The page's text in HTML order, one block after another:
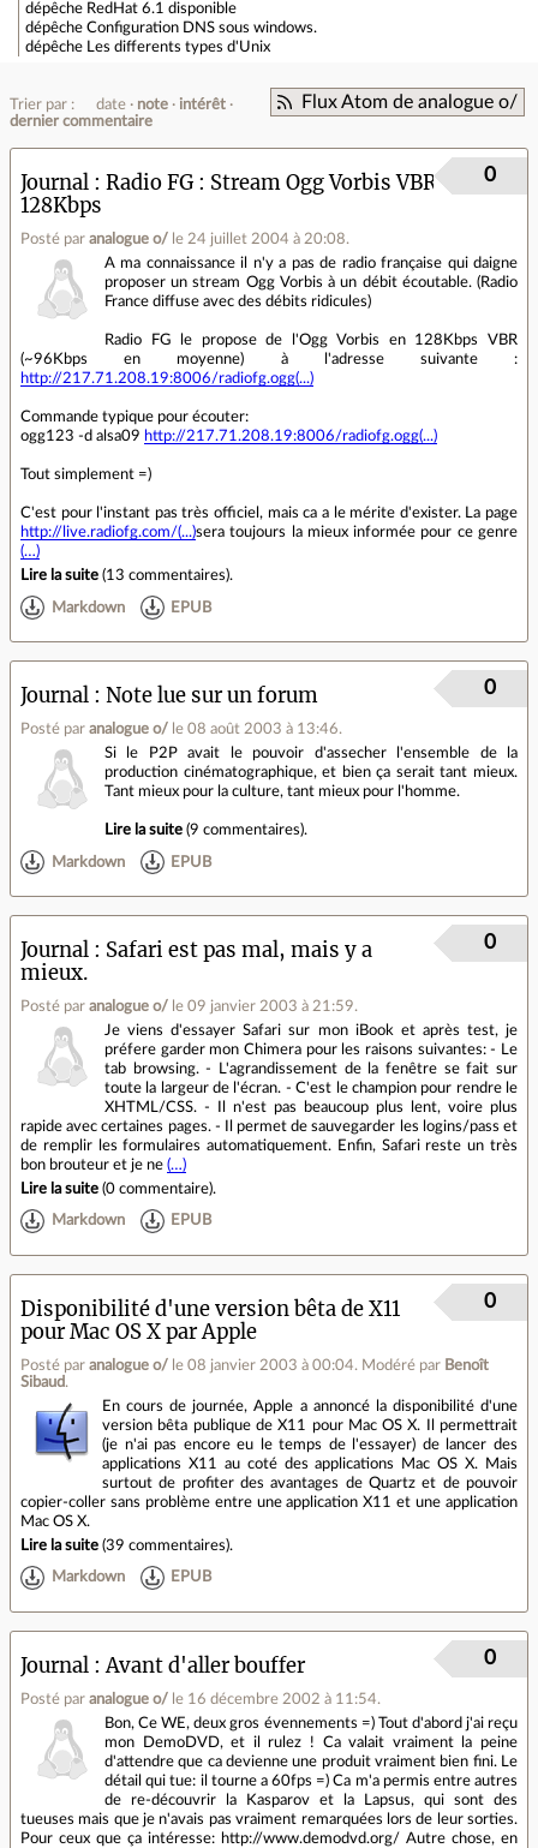
dépêche RedHat 6.1 disponible
dépêche Configuration DNS sous windows.
dépêche
Les differents types d'Unix
Flux Atom de analogue o/
Trier par : date note
intérêt
dernier commentaire
Journal
Radio FG : Stream Ogg Vorbis VBR
128Kbps
Posté par analogue o/ le 24 juillet 2004 à 20:08.
0
A ma connaissance il n'y a pas de radio française qui daigne
proposer un stream Ogg Vorbis à un débit écoutable. (Radio
France diffuse avec des débits ridicules)
Radio FG le propose de l'Ogg Vorbis en 128Kbps VBR
(~96Kbps en moyenne) à l'adresse suivante :
http://217.71.208.19:8006/radiofg.ogg(...)
Commande typique pour écouter:
ogg123 -d alsa09 http://217.71.208.19:8006/radiofg.ogg(...)
Tout simplement =)
C'est pour l'instant pas très officiel, mais ca a le mérite d'exister. La page
http://live.radiofg.com/(...)sera toujours la mieux informée pour ce genre
(…)
Lire la suite (13 commentaires).
Markdown EPUB
Journal Note lue sur un forum
Posté par analogue o/ le 08 août 2003 à 13:46.
0
Si le P2P avait le pouvoir d'assecher l'ensemble de la
production cinématographique, et bien ça serait tant mieux.
Tant mieux pour la culture, tant mieux pour l'homme.
Lire la suite (9 commentaires).
Markdown EPUB
Journal
Safari est pas mal, mais y a
mieux.
Posté par analogue o/ le 09 janvier 2003 à 21:59.
0
Je viens d'essayer Safari sur mon iBook et après test, je
préfere garder mon Chimera pour les raisons suivantes: - Le
tab browsing. - L'agrandissement de la fenêtre se fait sur
toute la largeur de l'écran. - C'est le champion pour rendre le
XHTML/CSS. - Il n'est pas beaucoup plus lent, voire plus
rapide avec certaines pages. - Il permet de sauvegarder les logins/pass et
de remplir les formulaires automatiquement. Enfin, Safari reste un très
bon brouteur et je ne (…)
Lire la suite (0 commentaire).
Markdown EPUB
Disponibilité d'une version bêta de X11
pour Mac OS X par Apple
Posté par analogue o/ le 08 janvier 2003 à 00:04. Modéré par Benoît
Sibaud.
0
En cours de journée, Apple a annoncé la disponibilité d'une
version bêta publique de X11 pour Mac OS X. Il permettrait
(je n'ai pas encore eu le temps de l'essayer) de lancer des
applications X11 au coté des applications Mac OS X. Mais
surtout de profiter des avantages de Quartz et de pouvoir
copier-coller sans problème entre une application X11 et une application
Mac OS X.
Lire la suite (39 commentaires).
Markdown EPUB
Journal Avant d'aller bouffer
Posté par analogue o/ le 16 décembre 2002 à 11:54.
0
Bon, Ce WE, deux gros évennements =) Tout d'abord j'ai reçu
mon DemoDVD, et il rulez ! Ca valait vraiment la peine
d'attendre que ca devienne une produit vraiment bien fini. Le
détail qui tue: il tourne a 60fps =) Ca m'a permis entre autres
de re-découvrir la Kasparov et la Lapsus, qui sont des
tueuses mais que je n'avais pas vraiment remarquées lors de leur sorties.
Pour ceux que ça intéresse: http://www.demodvd.org/ Autre chose, en